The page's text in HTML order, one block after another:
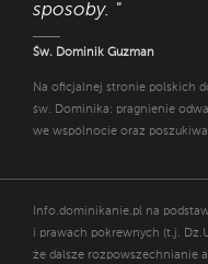
sposoby. "
Św. Dominik Guzman
Na oficjalnej stronie polskich
św. Dominika: pragnienie
we wspólnocie oraz
Info.dominikanie.pl na
i prawach pokrewnych (t.j.
że dalsze rozpowszechnianie